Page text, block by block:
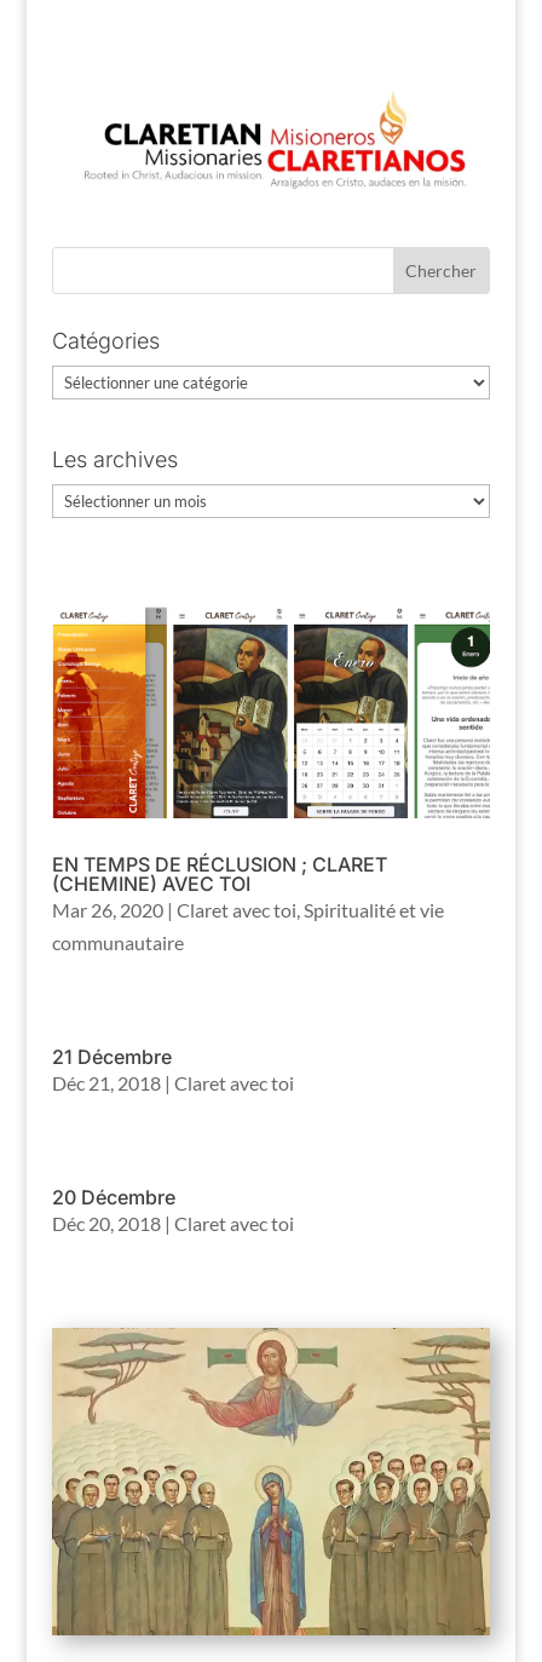
Catégories
Catégories
Les archives
Les
EN TEMPS DE RÉCLUSION ; CLARET
(CHEMINE) AVEC TOI
Mar 26, 2020| Claret avec toi,Spiritualité et vie
communautaire
21 Décembre
Déc 21, 2018| Claret avec toi
20 Décembre
Déc 20, 2018| Claret avec toi